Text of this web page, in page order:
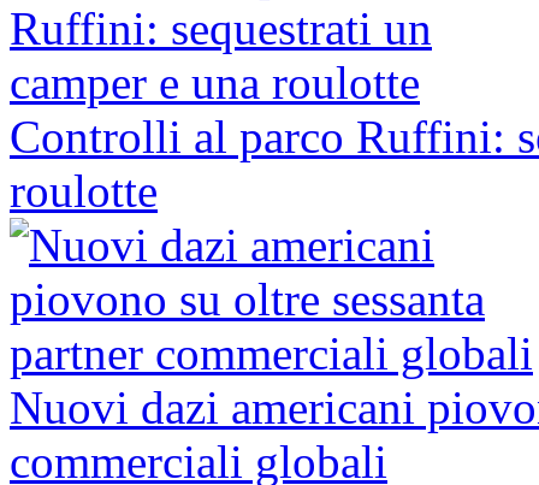
Controlli al parco Ruffini:
roulotte
Nuovi dazi americani
commerciali globali